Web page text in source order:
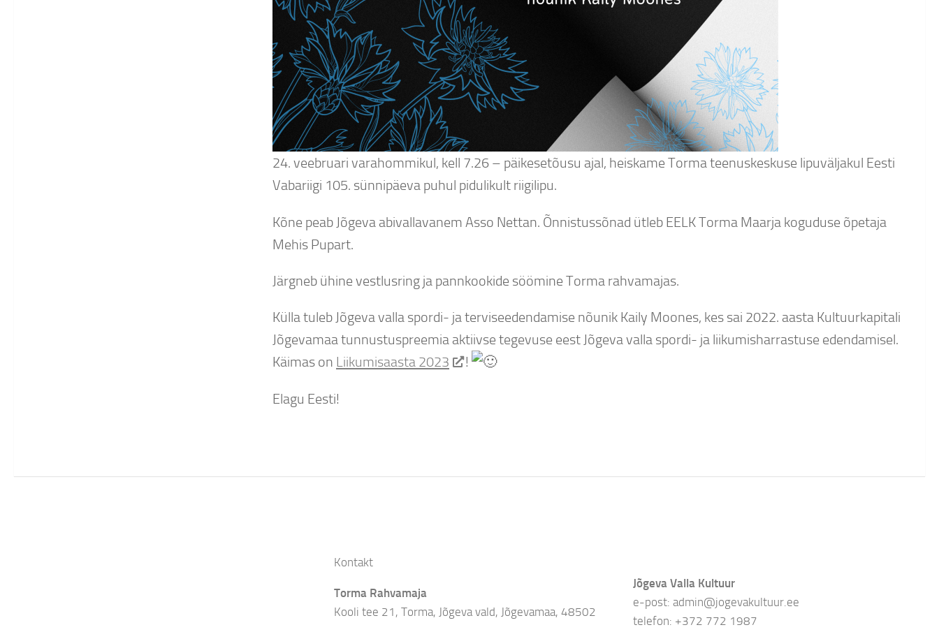
24. veebruari varahommikul, kell 7.26 – päikesetõusu ajal, heiskame Torma teenuskeskuse lipuväljakul Eesti
Vabariigi 105. sünnipäeva puhul pidulikult riigilipu.
Kõne peab Jõgeva abivallavanem Asso Nettan. Õnnistussõnad ütleb EELK Torma Maarja koguduse õpetaja
Mehis Pupart.
Järgneb ühine vestlusring ja pannkookide söömine Torma rahvamajas.
Külla tuleb Jõgeva valla spordi- ja terviseedendamise nõunik Kaily Moones, kes sai 2022. aasta Kultuurkapitali
Jõgevamaa tunnustuspreemia aktiivse tegevuse eest Jõgeva valla spordi- ja liikumisharrastuse edendamisel.
Käimas on Liikumisaasta 2023 !
Elagu Eesti!
Kontakt
Torma Rahvamaja
Kooli tee 21, Torma, Jõgeva vald, Jõgevamaa, 48502
Jõgeva Valla Kultuur
e-post: admin@jogevakultuur.ee
telefon: +372 772 1987